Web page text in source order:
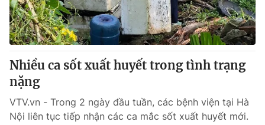
Thị trường 24h Tấm lòng Việt
VTV4 Vươn mình bằng AI
VTV9 VTV8
Liên hệ tòa soạn English
Nhiều ca sốt xuất huyết trong tình trạng
nặng
VTV.vn - Trong 2 ngày đầu tuần, các bệnh viện tại Hà
Nội liên tục tiếp nhận các ca mắc sốt xuất huyết mới.